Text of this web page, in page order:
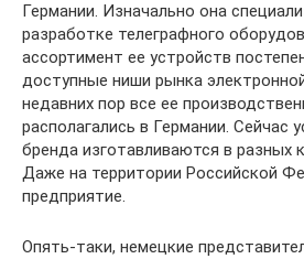
Германии. Изначально она
разработке телеграфного
ассортимент ее устройств
доступные ниши рынка
недавних пор все ее
располагались в Германии. Сейчас
бренда изготавливаются в разных
Даже на территории Российской
предприятие.
Опять-таки, немецкие